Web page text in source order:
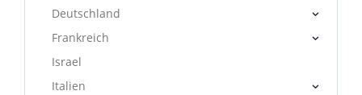
Deutschland
Frankreich
Israel
Italien